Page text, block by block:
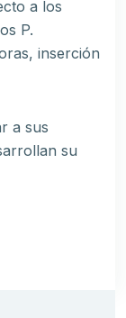
a los
P.
inserción
a sus
su